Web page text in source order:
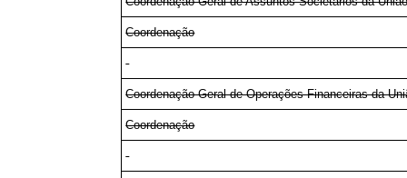
Coordenação
Coordenação-Geral de Operações Financeiras da
Coordenação